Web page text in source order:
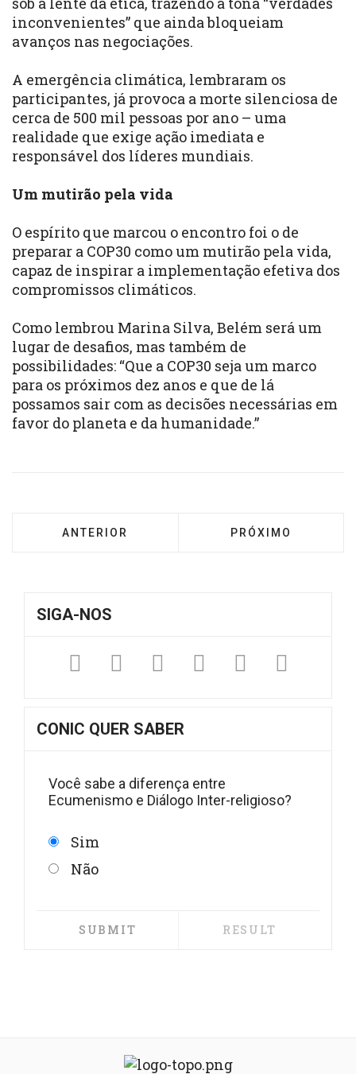
inconvenientes” que ainda bloqueiam
avanços nas negociações.
A emergência climática, lembraram os
participantes, já provoca a morte silenciosa de
cerca de 500 mil pessoas por ano – uma
realidade que exige ação imediata e
responsável dos líderes mundiais.
Um mutirão pela vida
O espírito que marcou o encontro foi o de
preparar a COP30 como um mutirão pela vida,
capaz de inspirar a implementação efetiva dos
compromissos climáticos.
Como lembrou Marina Silva, Belém será um
lugar de desafios, mas também de
possibilidades: “Que a COP30 seja um marco
para os próximos dez anos e que de lá
possamos sair com as decisões necessárias em
favor do planeta e da humanidade.”
ARTIGO ANTERIOR: CONIC AGRADECE OS 13
ANTERIOR PRÓXIMO ARTIGO:
PRÓXIMO
SIGA-NOS
FacebookTwitterInstagram
YouTube
Fickr
CONIC QUER SABER
Você sabe a diferença entre
Ecumenismo e Diálogo Inter-religioso?
Sim
Não